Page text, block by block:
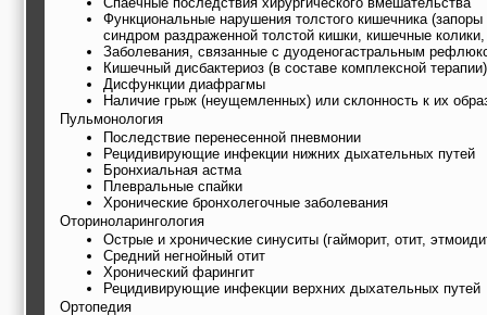
Функциональные нарушения толстого кишечника (запоры
синдром раздраженной толстой кишки, кишечные
Заболевания, связанные с дуоденогастральным
Кишечный дисбактериоз (в составе комплексной терапии)
Дисфункции диафрагмы
Наличие грыж (неущемленных) или склонность к их
Пульмонология
Последствие перенесенной пневмонии
Рецидивирующие инфекции нижних дыхательных путей
Бронхиальная астма
Плевральные спайки
Хронические бронхолегочные заболевания
Оториноларингология
Острые и хронические синуситы (гайморит, отит,
Средний негнойный отит
Хронический фарингит
Рецидивирующие инфекции верхних дыхательных путей
Ортопедия